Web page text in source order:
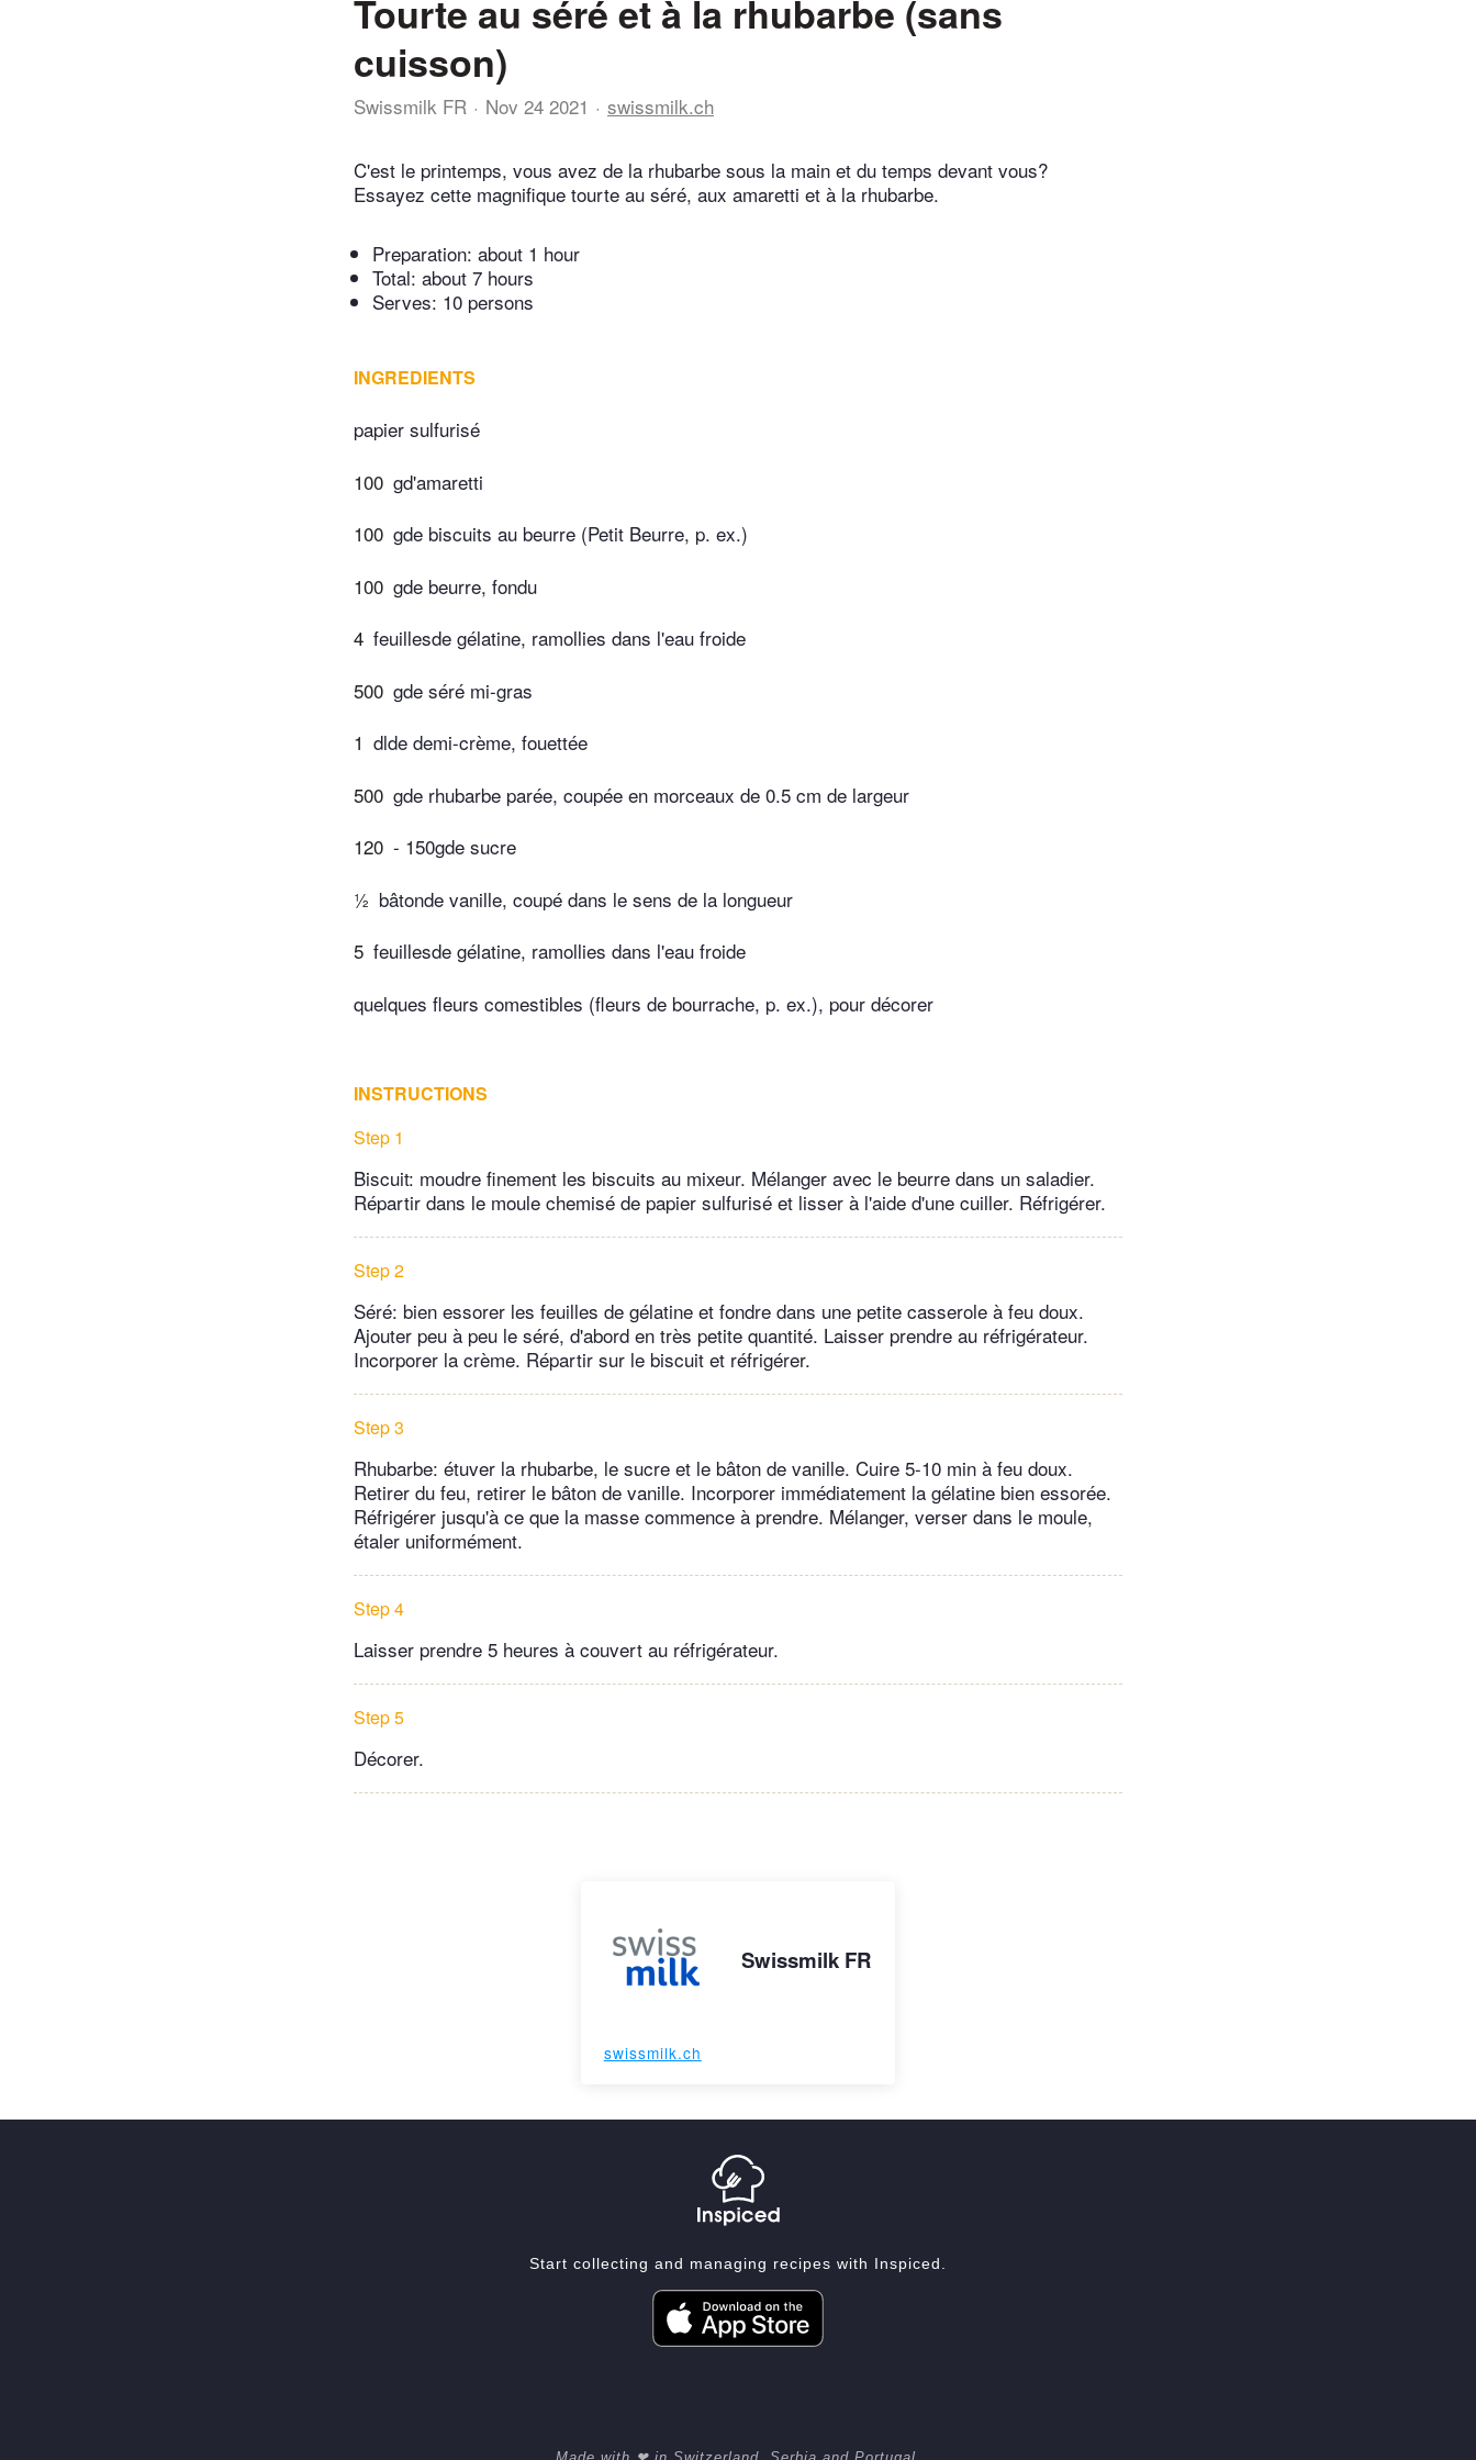
Tourte au séré et à la rhubarbe (sans
cuisson)
Swissmilk FR Nov 24 2021 swissmilk.ch
C'est le printemps, vous avez de la rhubarbe sous la main et du temps devant vous?
Essayez cette magnifique tourte au séré, aux amaretti et à la rhubarbe.
Preparation: about 1 hour
Total: about 7 hours
Serves: 10 persons
INGREDIENTS
papier sulfurisé
100 gd'amaretti
100 gde biscuits au beurre (Petit Beurre, p. ex.)
100 gde beurre, fondu
4 feuillesde gélatine, ramollies dans l'eau froide
500 gde séré mi-gras
1 dlde demi-crème, fouettée
500 gde rhubarbe parée, coupée en morceaux de 0.5 cm de largeur
120 - 150gde sucre
½ bâtonde vanille, coupé dans le sens de la longueur
5 feuillesde gélatine, ramollies dans l'eau froide
quelques fleurs comestibles (fleurs de bourrache, p. ex.), pour décorer
INSTRUCTIONS
Step 1
Biscuit: moudre finement les biscuits au mixeur. Mélanger avec le beurre dans un saladier.
Répartir dans le moule chemisé de papier sulfurisé et lisser à l'aide d'une cuiller. Réfrigérer.
Step 2
Séré: bien essorer les feuilles de gélatine et fondre dans une petite casserole à feu doux.
Ajouter peu à peu le séré, d'abord en très petite quantité. Laisser prendre au réfrigérateur.
Incorporer la crème. Répartir sur le biscuit et réfrigérer.
Step 3
Rhubarbe: étuver la rhubarbe, le sucre et le bâton de vanille. Cuire 5-10 min à feu doux.
Retirer du feu, retirer le bâton de vanille. Incorporer immédiatement la gélatine bien essorée.
Réfrigérer jusqu'à ce que la masse commence à prendre. Mélanger, verser dans le moule,
étaler uniformément.
Step 4
Laisser prendre 5 heures à couvert au réfrigérateur.
Step 5
Décorer.
Swissmilk FR
swissmilk.ch
Start collecting and managing recipes with Inspiced.